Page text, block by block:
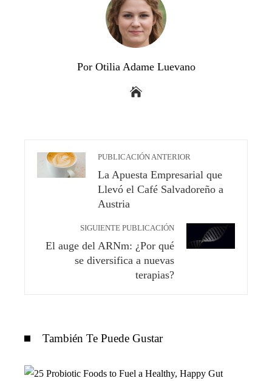
Por Otilia Adame Luevano
PUBLICACIÓN ANTERIOR
La Apuesta Empresarial que
Llevó el Café Salvadoreño a
Austria
SIGUIENTE PUBLICACIÓN
El auge del ARNm: ¿Por qué
se diversifica a nuevas
terapias?
También Te Puede Gustar